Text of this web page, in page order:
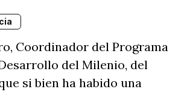
Coordinador del Programa
del Milenio, del
si bien ha habido una